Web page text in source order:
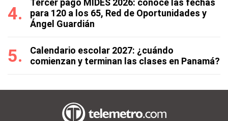
Tercer pago MIDES 2026: conoce las fechas
para 120 a los 65, Red de Oportunidades y
Ángel Guardián
Calendario escolar 2027: ¿cuándo
comienzan y terminan las clases en Panamá?